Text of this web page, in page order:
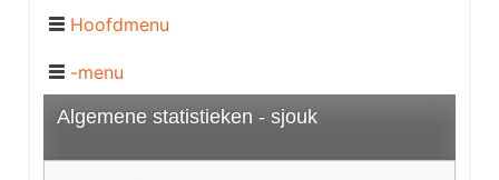
Hoofdmenu
-menu
Algemene statistieken - sjouk